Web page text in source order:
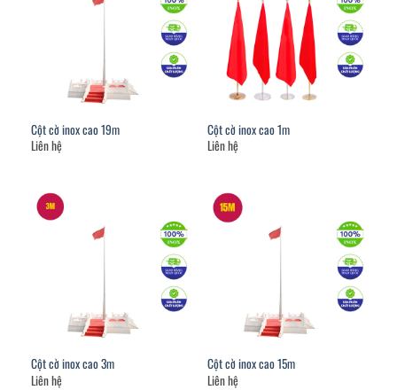
Cột cờ inox cao 19m
Liên hệ
Cột cờ inox cao 1m
Liên hệ
Cột cờ inox cao 3m
Liên hệ
Cột cờ inox cao 15m
Liên hệ